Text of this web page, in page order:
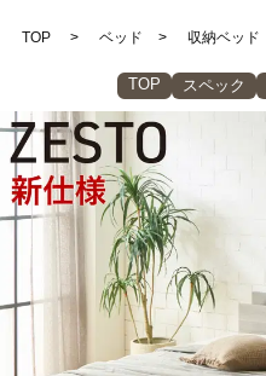
TOP ベッド 収納ベッド
TOP スペック